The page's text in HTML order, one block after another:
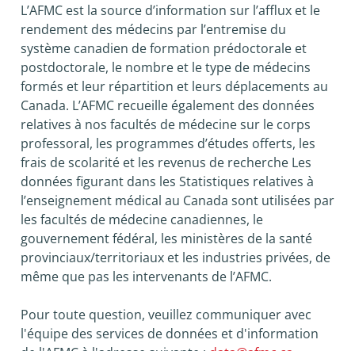
L’AFMC est la source d’information sur l’afflux et le
rendement des médecins par l’entremise du
système canadien de formation prédoctorale et
postdoctorale, le nombre et le type de médecins
formés et leur répartition et leurs déplacements au
Canada. L’AFMC recueille également des données
relatives à nos facultés de médecine sur le corps
professoral, les programmes d’études offerts, les
frais de scolarité et les revenus de recherche Les
données figurant dans les Statistiques relatives à
l’enseignement médical au Canada sont utilisées par
les facultés de médecine canadiennes, le
gouvernement fédéral, les ministères de la santé
provinciaux/territoriaux et les industries privées, de
même que pas les intervenants de l’AFMC.
Pour toute question, veuillez communiquer avec
l'équipe des services de données et d'information